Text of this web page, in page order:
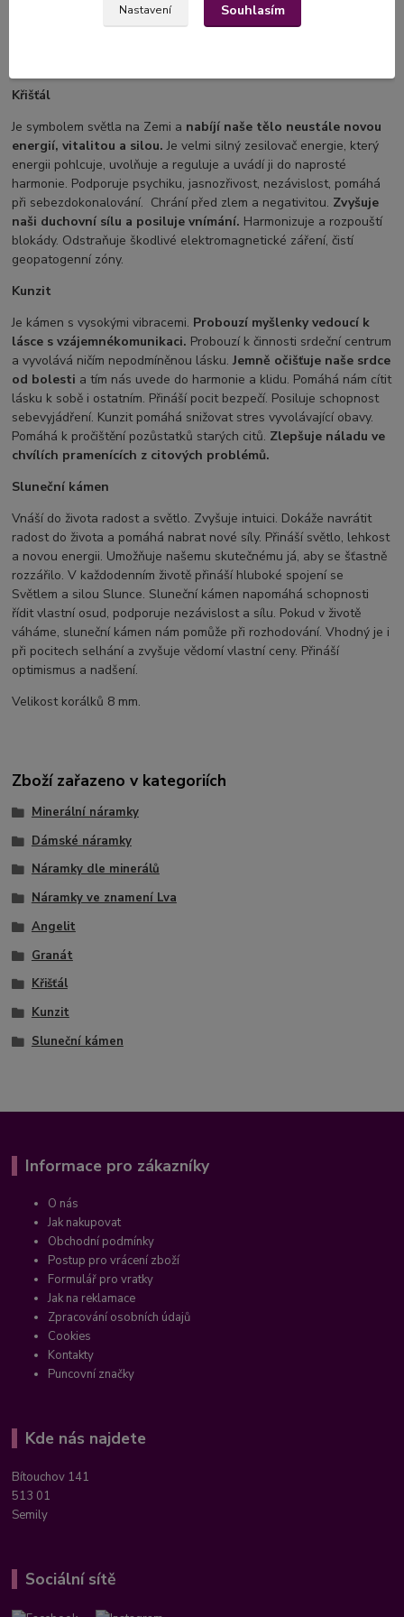
do beznadějných situací. Granát otevírá srdce a zvyšuje
sebedůvěru. Probouzí štědrost a schopnost soucitu. Pomáhá nám
Křišťál
Je symbolem světla na Zemi a nabíjí naše tělo neustále novou
energií, vitalitou a silou.Je velmi silný zesilovač energie, který
energii pohlcuje, uvolňuje a reguluje a uvádí ji do naprosté
harmonie. Podporuje psychiku, jasnozřivost, nezávislost, pomáhá
při sebezdokonalování. Chrání před zlem a negativitou. Zvyšuje
naši duchovní sílu a posiluje vnímání. Harmonizuje a rozpouští
blokády. Odstraňuje škodlivé elektromagnetické záření, čistí
geopatogenní zóny.
Kunzit
Je kámen s vysokými vibracemi. Probouzí myšlenky vedoucí k
lásce s vzájemnékomunikaci. Probouzí k činnosti srdeční centrum
a vyvolává ničím nepodmíněnou lásku.Jemně očišťuje naše srdce
od bolesti a tím nás uvede do harmonie a klidu. Pomáhá nám cítit
lásku k sobě i ostatním. Přináší pocit bezpečí. Posiluje schopnost
sebevyjádření. Kunzit pomáhá snižovat stres vyvolávající obavy.
Pomáhá k pročištění pozůstatků starých citů. Zlepšuje náladu ve
chvílích pramenících z citových problémů.
Sluneční kámen
Vnáší do života radost a světlo. Zvyšuje intuici. Dokáže navrátit
radost do života a pomáhá nabrat nové síly. Přináší světlo, lehkost
a novou energii. Umožňuje našemu skutečnému já, aby se šťastně
rozzářilo. V každodenním životě přináší hluboké spojení se
Světlem a silou Slunce. Sluneční kámen napomáhá schopnosti
řídit vlastní osud, podporuje nezávislost a sílu. Pokud v životě
váháme, sluneční kámen nám pomůže při rozhodování. Vhodný je i
při pocitech selhání a zvyšuje vědomí vlastní ceny. Přináší
optimismus a nadšení.
Velikost korálků 8 mm.
Zboží zařazeno v kategoriích
Minerální náramky
Dámské náramky
Náramky dle minerálů
Náramky ve znamení Lva
Angelit
Granát
Křišťál
Kunzit
Sluneční kámen
Informace pro zákazníky
O nás
Jak nakupovat
Obchodní podmínky
Postup pro vrácení zboží
Formulář pro vratky
Jak na reklamace
Zpracování osobních údajů
Cookies
Kontakty
Puncovní značky
Kde nás najdete
Bítouchov 141
513 01
Semily
Sociální sítě
Nastavení Souhlasím